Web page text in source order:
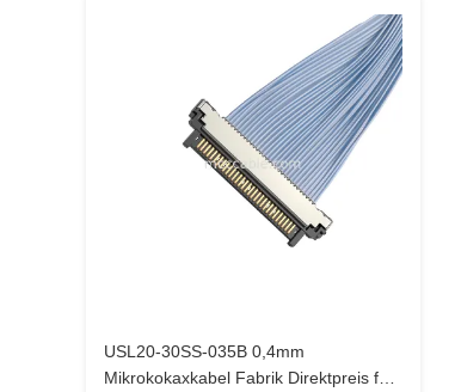
USL20-30SS-035B 0,4mm
Mikrokokaxkabel Fabrik Direktpreis für